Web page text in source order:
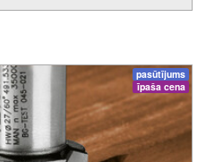
pasūtījums
īpaša cena